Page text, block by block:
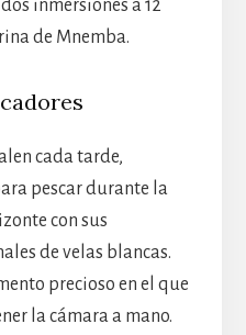
inmersiones a 12
de Mnemba.
cada tarde,
pescar durante la
con sus
de velas blancas.
precioso en el que
la cámara a mano.